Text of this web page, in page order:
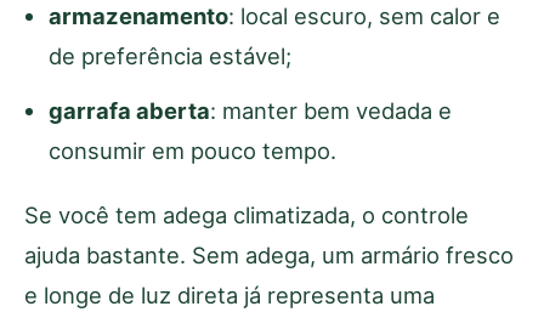
armazenamento: local escuro, sem calor e
de preferência estável;
garrafa aberta: manter bem vedada e
consumir em pouco tempo.
Se você tem adega climatizada, o controle
ajuda bastante. Sem adega, um armário fresco
e longe de luz direta já representa uma